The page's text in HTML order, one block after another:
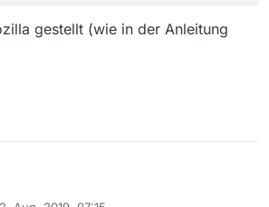
gestellt (wie in der Anleitung